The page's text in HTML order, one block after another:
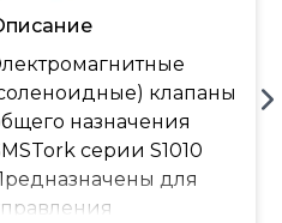
клапаны
назначения
серии S1010
для